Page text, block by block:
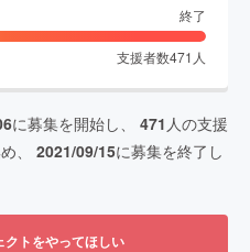
終了
支援者数471 人
に募集を開始し、 471 人の支援
、 2021/09/15に募集を終了し
クトをやってほしい